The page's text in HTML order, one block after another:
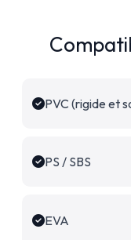
PVC (rigide et
PS / SBS
EVA